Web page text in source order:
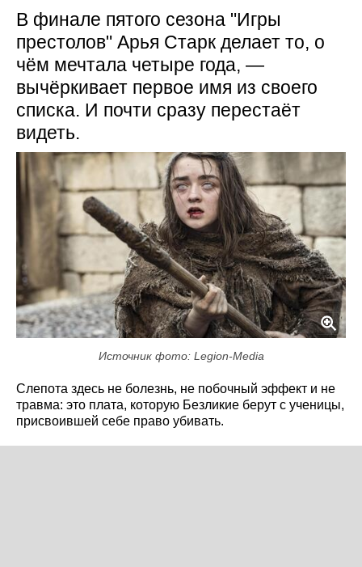
В финале пятого сезона "Игры
престолов" Арья Старк делает то, о
чём мечтала четыре года, —
вычёркивает первое имя из своего
списка. И почти сразу перестаёт
видеть.
Источник фото: Legion-Media
Слепота здесь не болезнь, не побочный эффект и не
травма: это плата, которую Безликие берут с ученицы,
присвоившей себе право убивать.